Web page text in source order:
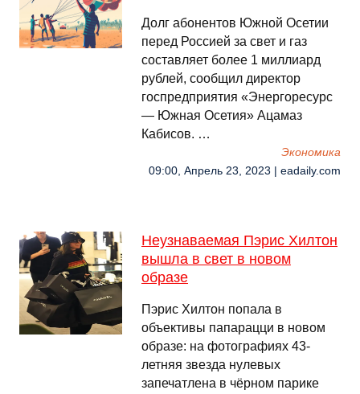
Долг абонентов Южной Осетии
перед Россией за свет и газ
составляет более 1 миллиард
рублей, сообщил директор
госпредприятия «Энергоресурс
— Южная Осетия» Ацамаз
Кабисов. …
Экономика
09:00, Апрель 23, 2023 | eadaily.com
Неузнаваемая Пэрис Хилтон
вышла в свет в новом
образе
Пэрис Хилтон попала в
объективы папарацци в новом
образе: на фотографиях 43-
летняя звезда нулевых
запечатлена в чёрном парике